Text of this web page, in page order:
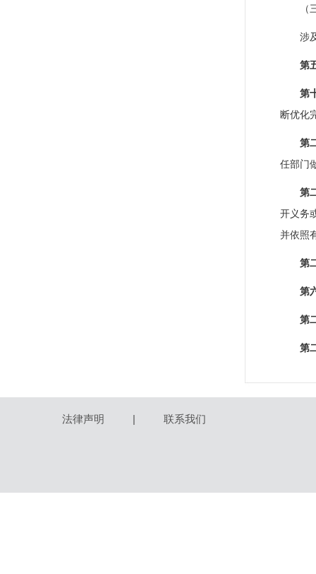
涉
第
第
断优化
第
任部门
第
开义务
并依照
第
第
第
第
法律声明 | 联系我们